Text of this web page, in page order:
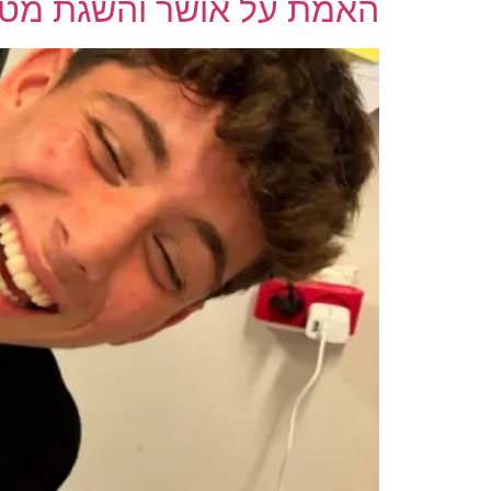
האמת על אושר והשגת